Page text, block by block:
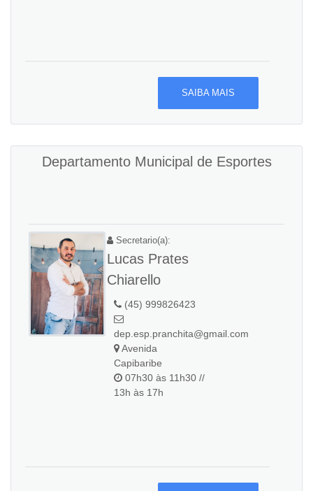
SAIBA MAIS
Departamento Municipal de Esportes
Secretario(a):
Lucas Prates
Chiarello
(45) 999826423
dep.esp.pranchita@gmail.com
Avenida
Capibaribe
07h30 às 11h30 //
13h às 17h